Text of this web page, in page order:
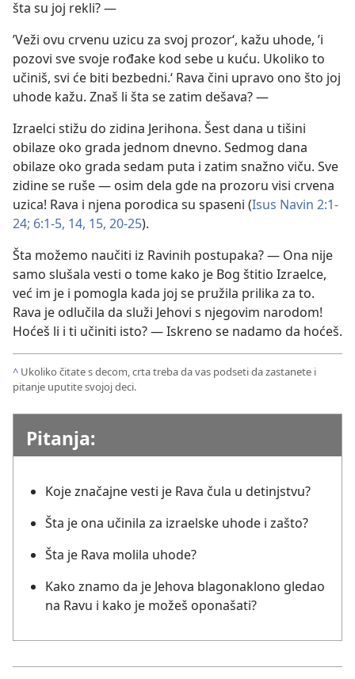
šta su joj rekli? —
’Veži ovu crvenu uzicu za svoj prozor‘, kažu uhode, ’i
pozovi sve svoje rođake kod sebe u kuću. Ukoliko to
učiniš, svi će biti bezbedni.‘ Rava čini upravo ono što joj
uhode kažu. Znaš li šta se zatim dešava? —
Izraelci stižu do zidina Jerihona. Šest dana u tišini
obilaze oko grada jednom dnevno. Sedmog dana
obilaze oko grada sedam puta i zatim snažno viču. Sve
zidine se ruše — osim dela gde na prozoru visi crvena
uzica! Rava i njena porodica su spaseni (Isus Navin 2:1-
24; 6:1-5, 14, 15, 20-25).
Šta možemo naučiti iz Ravinih postupaka? — Ona nije
samo slušala vesti o tome kako je Bog štitio Izraelce,
već im je i pomogla kada joj se pružila prilika za to.
Rava je odlučila da služi Jehovi s njegovim narodom!
Hoćeš li i ti učiniti isto? — Iskreno se nadamo da hoćeš.
^ Ukoliko čitate s decom, crta treba da vas podseti da zastanete i
pitanje uputite svojoj deci.
Pitanja:
Koje značajne vesti je Rava čula u detinjstvu?
Šta je ona učinila za izraelske uhode i zašto?
Šta je Rava molila uhode?
Kako znamo da je Jehova blagonaklono gledao
na Ravu i kako je možeš oponašati?